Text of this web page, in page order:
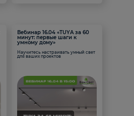
Вебинар 16.04 «TUYA за 60
минут: первые шаги к
умному дому»
Научитесь настраивать умный свет
для ваших проектов